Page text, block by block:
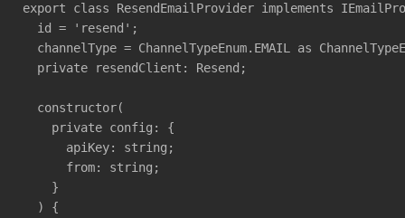
export class ResendEmailProvider implements
  id = 'resend';
channelType = ChannelTypeEnum.EMAIL as
  private resendClient: Resend;
  constructor(
    private config: {
      apiKey: string;
      from: string;
    }
  ) {